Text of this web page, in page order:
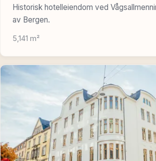
Historisk hotelleiendom ved
av Bergen.
5,141 m²